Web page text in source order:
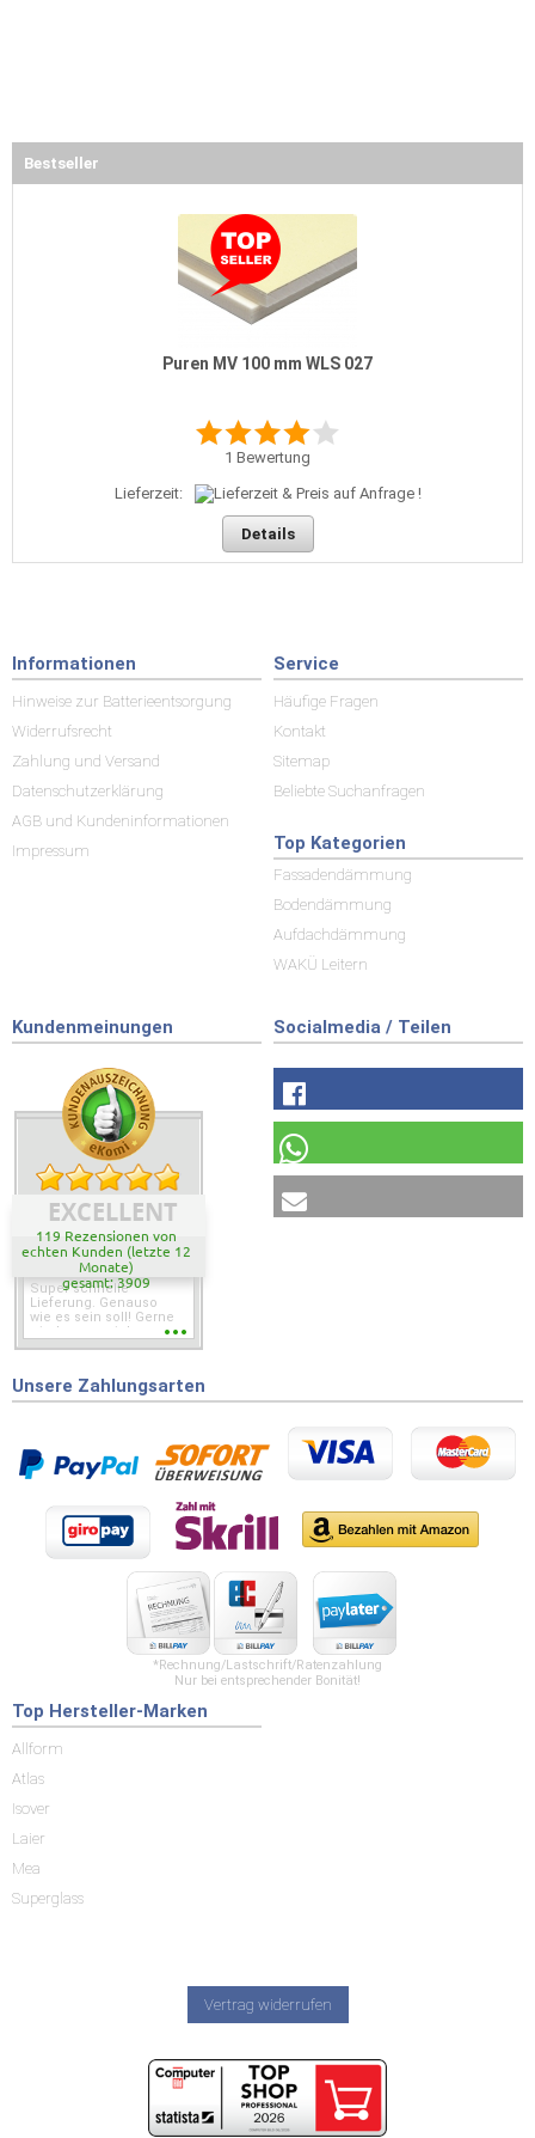
Bestseller
Puren MV 100 mm WLS 027
1 Bewertung
Lieferzeit:
Details
Informationen
Hinweise zur Batterieentsorgung
Widerrufsrecht
Zahlung und Versand
Datenschutzerklärung
AGB und Kundeninformationen
Impressum
Service
Häufige Fragen
Kontakt
Sitemap
Beliebte Suchanfragen
Top Kategorien
Fassadendämmung
Bodendämmung
Aufdachdämmung
WAKÜ Leitern
Kundenmeinungen
EXCELLENT
119 Rezensionen von
echten Kunden (letzte 12
Monate)
gesamt: 3909
Super schnelle
Lieferung. Genauso
wie es sein soll! Gerne
wieder wenn ich was
Socialmedia / Teilen
Unsere Zahlungsarten
*Rechnung/Lastschrift/Ratenzahlung
Nur bei entsprechender Bonität!
Top Hersteller-Marken
Allform
Atlas
Isover
Laier
Mea
Superglass
Vertrag widerrufen